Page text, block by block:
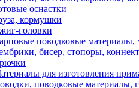
оснастки
кормушки
головки
поводковые
бисер, стопоры,
для изготовления
поводковые материалы,